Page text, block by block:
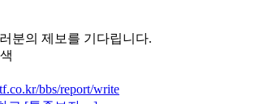
분의 제보를 기다립니다.
bbs/report/write